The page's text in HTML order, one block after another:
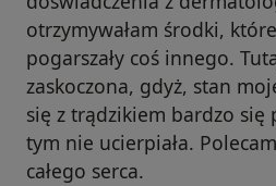
otrzymywałam środki,
pogarszały coś innego.
zaskoczona, gdyż, stan
się z trądzikiem bardzo się
tym nie ucierpiała.
całego serca.